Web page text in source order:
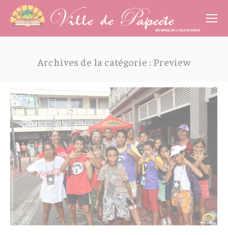
Archives de la catégorie : Preview
Cookies management panel